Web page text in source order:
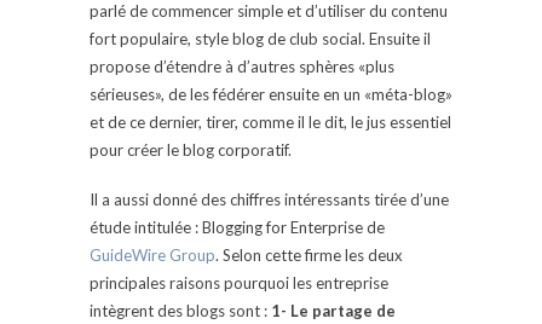
parlé de commencer simple et d’utiliser du contenu
fort populaire, style blog de club social. Ensuite il
propose d’étendre à d’autres sphères «plus
sérieuses», de les fédérer ensuite en un «méta-blog»
et de ce dernier, tirer, comme il le dit, le jus essentiel
pour créer le blog corporatif.
Il a aussi donné des chiffres intéressants tirée d’une
étude intitulée : Blogging for Enterprise de
GuideWire Group. Selon cette firme les deux
principales raisons pourquoi les entreprise
intègrent des blogs sont : 1- Le partage de